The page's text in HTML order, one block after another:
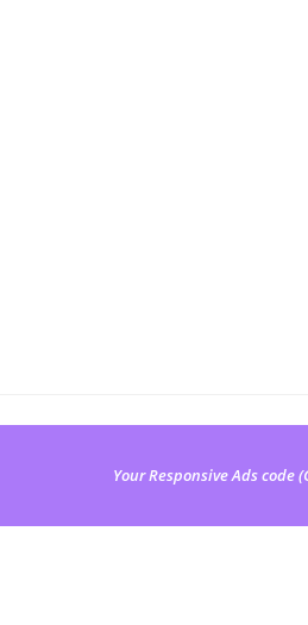
Your Responsive Ads code